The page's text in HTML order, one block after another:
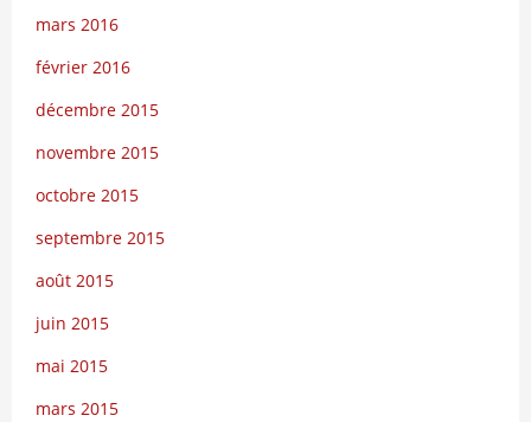
mars 2016
février 2016
décembre 2015
novembre 2015
octobre 2015
septembre 2015
août 2015
juin 2015
mai 2015
mars 2015